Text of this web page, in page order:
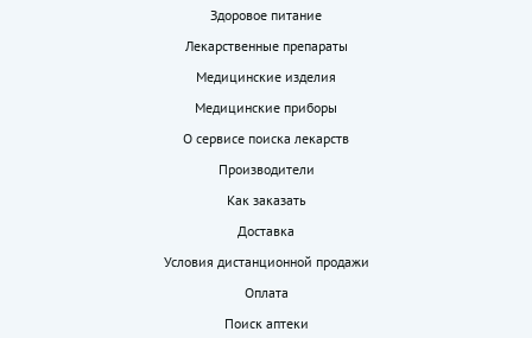
Здоровое питание
Лекарственные препараты
Медицинские изделия
Медицинские приборы
О сервисе поиска лекарств
Производители
Как заказать
Доставка
Условия дистанционной продажи
Оплата
Поиск аптеки